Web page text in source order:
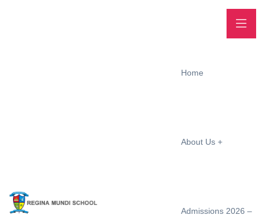
Home
About Us
Admissions 2026 –